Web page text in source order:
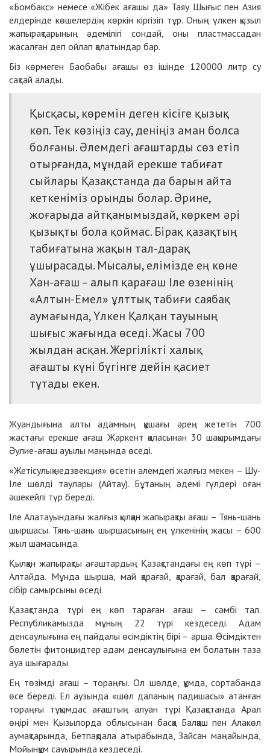
«Бомбакс» немесе «Жібек ағашы да» Таяу Шығыс пен Азия
елдерінде көшелердің көркін кіргізіп тұр. Оның үлкен қызыл
жапырақтарының әдемілігі сондай, оны пластмассадан
жасалған деп ойлап қалатындар бар.
Біз көрмеген Баобабы ағашы өз ішінде 120000 литр су
сақтай алады.
Қысқасы, көремін деген кісіге қызық
көп. Тек көзіңіз сау, деніңіз аман болса
болғаны. Әлемдегі ағаштарды сөз етіп
отырғанда, мұндай ерекше табиғат
сыйлары Қазақстанда да барын айта
кеткеніміз орынды болар. Әрине,
жоғарыда айтқаны­мыз­дай, көркем әрі
қызықты бола қоймас. Бірақ қазақтың
табиғатына жақын тал-дарақ
ұшырасады. Мысалы, елі­мізде ең көне
Хан-ағаш – алып қара­ғаш Іле өзенінің
«Алтын-Емел» ұлт­тық табиғи саябақ
аумағында, Үлкен Қалқан тауының
шығыс жағында өседі. Жасы 700
жылдан асқан. Жергілікті халық
ағашты күні бүгінге дейін қасиет
тұтады екен.
Жуандығына алты адамның құшағы әрең жететiн 700
жастағы ерекше ағаш Жаркент қаласынан 30 шақырымдағы
Әулие-ағаш ауылы маңында өседі.
«Жетісулық недзвекция» өсетін әлемдегі жалғыз мекен – Шу-
Іле шөлді таулары (Айтау). Бұтаның әдемі гүлдері оған
әшекейлі түр береді.
Іле Алатауындағы жалғыз қылқан жапырақты ағаш – Тянь-шань
шыр­шасы. Тянь-шань шыршасының ең үлкенінің жасы – 600
жыл шамасында.
Қылқан жапырақты ағаштардың Қазақстандағы ең көп түрі –
Алтайда. Мұнда шырша, май қарағай, қарағай, бал қарағай,
сібір самырсыны өседі.
Қазақстанда түрі ең көп тараған ағаш – сәмбі тал.
Республикамызда мұның 22 түрі кездеседі. Адам
денсаулығына ең пай­­далы өсімдіктің бірі – арша. Өсім­дік­тен
бөлетін фитонцидтер адам ден­сау­лығына ем болатын таза
ауа шығарады.
Ең төзімді ағаш – тораңғы. Ол шөлде, құмда, сортабанда
өсе береді. Ел аузында «шөл даланың падишасы» атанған
тораңғы тұқымдас ағаштың алуан түрi Қазақстанда Арал
өңiрi мен Қызылорда облысынан басқа Балқаш пен Алакөл
аумақтарында, Бетпақдала атырабында, Зайсан маңайында,
Мойынқұм сауырында кездеседi.